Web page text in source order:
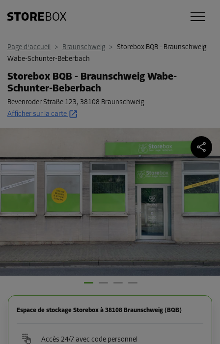
Page d'accueil > Braunschweig > Storebox BQB - Braunschweig
Wabe-Schunter-Beberbach
Storebox BQB - Braunschweig Wabe-
Schunter-Beberbach
Bevenroder Straße 123, 38108 Braunschweig
Afficher sur la carte
Espace de stockage Storebox à 38108 Braunschweig (BQB)
Accès 24/7 avec code personnel